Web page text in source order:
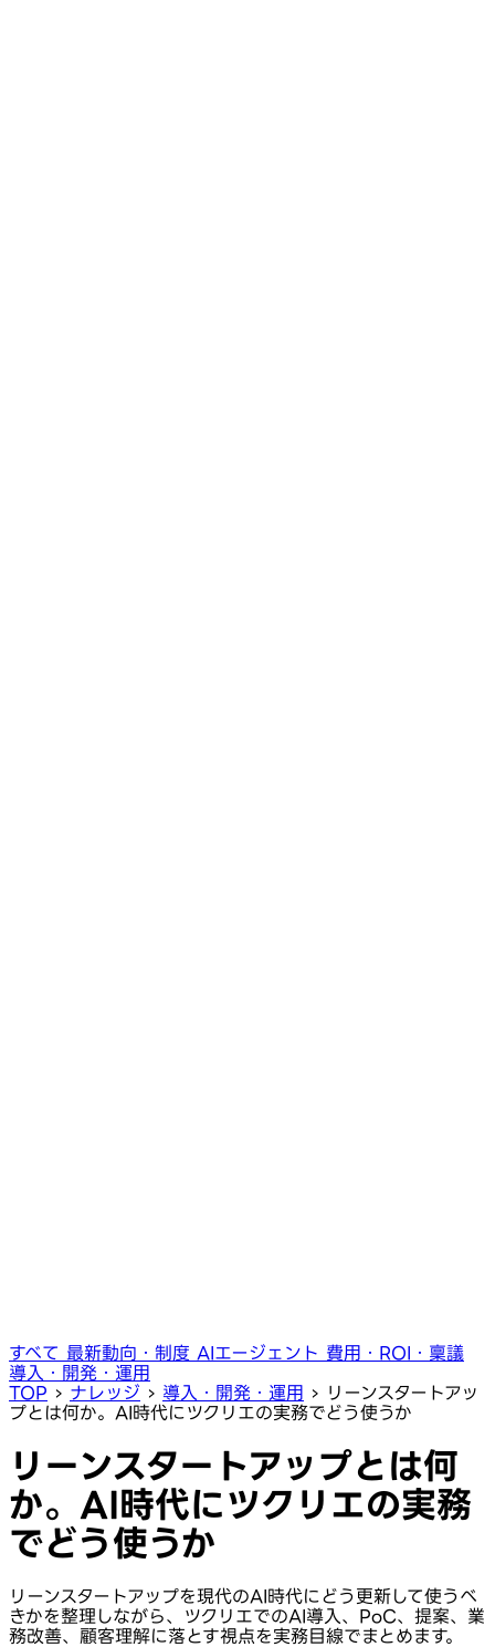
すべて 最新動向・制度 AIエージェント 費用・ROI・稟議
導入・開発・運用
TOP › ナレッジ › 導入・開発・運用 › リーンスタートアッ
プとは何か。AI時代にツクリエの実務でどう使うか
リーンスタートアップとは何
か。AI時代にツクリエの実務
でどう使うか
リーンスタートアップを現代のAI時代にどう更新して使うべ
きかを整理しながら、ツクリエでのAI導入、PoC、提案、業
務改善、顧客理解に落とす視点を実務目線でまとめます。